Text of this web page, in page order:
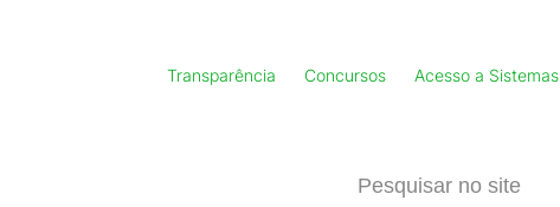
Transparência Concursos Acesso a Sistemas